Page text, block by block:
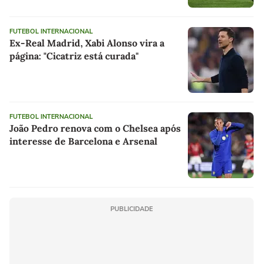
FUTEBOL INTERNACIONAL
Ex-Real Madrid, Xabi Alonso vira a
página: "Cicatriz está curada"
FUTEBOL INTERNACIONAL
João Pedro renova com o Chelsea após
interesse de Barcelona e Arsenal
PUBLICIDADE